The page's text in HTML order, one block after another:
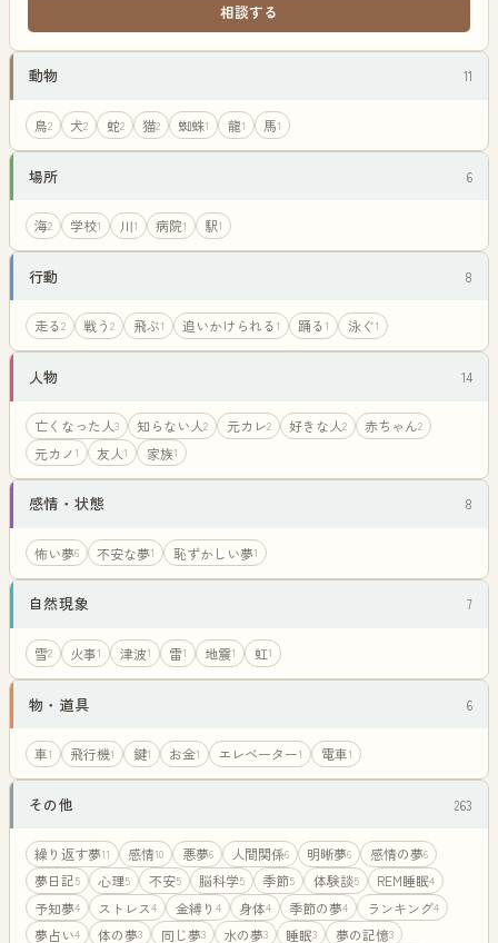
相談する
動物 11
鳥2 犬2 蛇2 猫2 蜘蛛1 龍1 馬1
場所 6
海2 学校1 川1 病院1 駅1
行動 8
走る2 戦う2 飛ぶ1 追いかけられる1 踊る1 泳ぐ1
人物 14
亡くなった人3 知らない人2 元カレ2 好きな人2 赤ちゃん2
元カノ1 友人1 家族1
感情・状態 8
怖い夢6 不安な夢1 恥ずかしい夢1
自然現象 7
雪2 火事1 津波1 雷1 地震1 虹1
物・道具 6
車1 飛行機1 鍵1 お金1 エレベーター1 電車1
その他 263
繰り返す夢11 感情10 悪夢6 人間関係6 明晰夢6 感情の夢6
夢日記5 心理5 不安5 脳科学5 季節5 体験談5 REM睡眠4
予知夢4 ストレス4 金縛り 4 身体4 季節の夢4 ランキング4
夢占い4 体の夢3 同じ夢3 水の夢3 睡眠3 夢の記憶3